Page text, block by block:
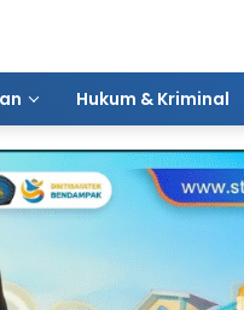
Hukum & Kriminal